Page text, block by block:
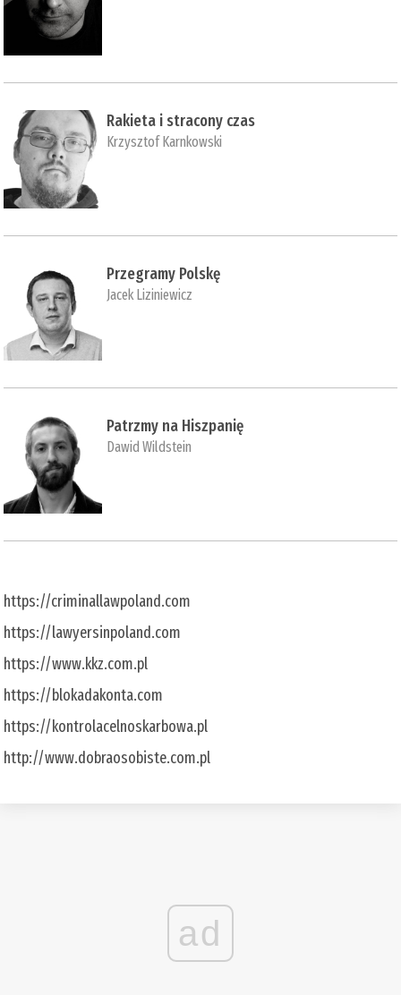
Rakieta i stracony czas
Krzysztof Karnkowski
Przegramy Polskę
Jacek Liziniewicz
Patrzmy na Hiszpanię
Dawid Wildstein
https://criminallawpoland.com
https://lawyersinpoland.com
https://www.kkz.com.pl
https://blokadakonta.com
https://kontrolacelnoskarbowa.pl
http://www.dobraosobiste.com.pl
ad